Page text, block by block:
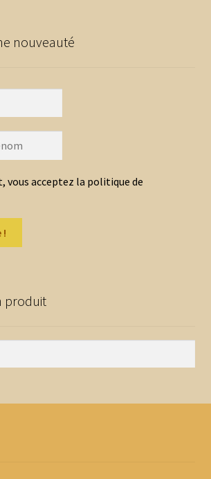
nouveauté
vous acceptez la politique de
produit